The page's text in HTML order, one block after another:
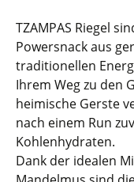
TZAMPAS Riegel
Powersnack aus
traditionellen
Ihrem Weg zu den
heimische Gerste
nach einem Run
Kohlenhydraten.
Dank der idealen